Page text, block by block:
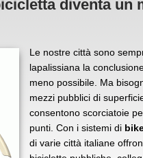
diventa un
Le nostre città sono
lapalissiana la
meno possibile. Ma
mezzi pubblici di
consentono scorciatoie
punti. Con i sistemi di
di varie città italiane